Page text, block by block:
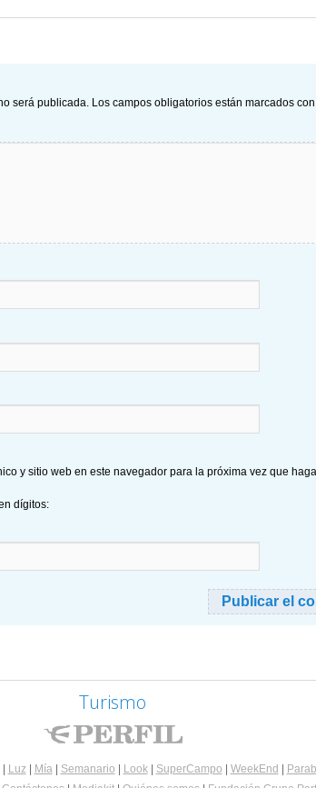
será publicada. Los campos obligatorios están marcados
y sitio web en este navegador para la próxima vez que
dígitos:
Turismo
Luz| Mía| Semanario Look| SuperCampo WeekEnd